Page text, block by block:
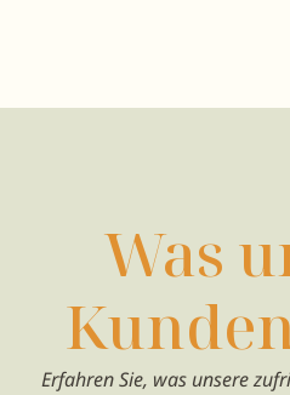
Was
Erfahren Sie, was unsere